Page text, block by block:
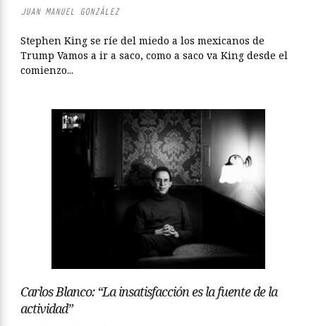
JUAN MANUEL GONZÁLEZ
Stephen King se ríe del miedo a los mexicanos de
Trump Vamos a ir a saco, como a saco va King desde el
comienzo...
Carlos Blanco: “La insatisfacción es la fuente de la
actividad”